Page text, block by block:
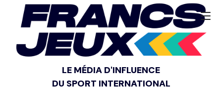
LE MÉDIA D'INFLUENCE
DU SPORT INTERNATIONAL